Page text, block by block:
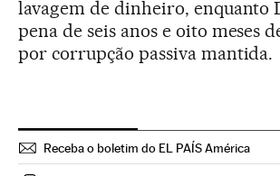
lavagem de dinheiro, enquanto
pena de seis anos e oito meses
por corrupção passiva mantida.
Receba o boletim do EL PAÍS América